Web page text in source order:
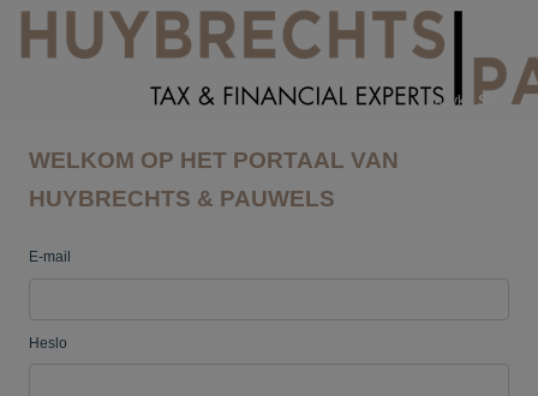
Jazyk: SK
WELKOM OP HET PORTAAL VAN
HUYBRECHTS & PAUWELS
E-mail
Heslo